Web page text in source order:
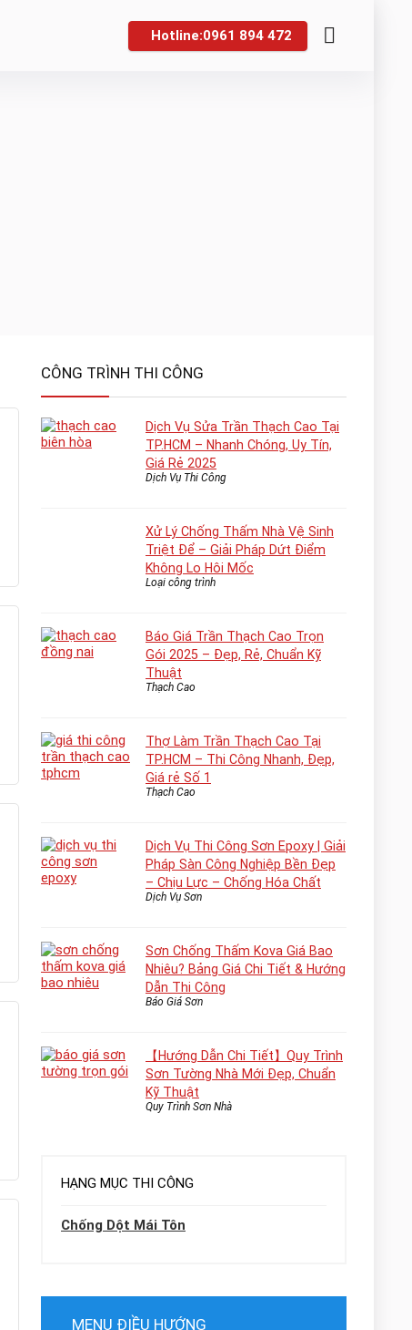
Hotline:0961 894 472
CÔNG TRÌNH THI CÔNG
Dịch Vụ Sửa Trần Thạch Cao Tại
TP.HCM – Nhanh Chóng, Uy Tín,
Giá Rẻ 2025
Dịch Vụ Thi Công
Xử Lý Chống Thấm Nhà Vệ Sinh
Triệt Để – Giải Pháp Dứt Điểm
Không Lo Hôi Mốc
Loại công trình
Báo Giá Trần Thạch Cao Trọn
Gói 2025 – Đẹp, Rẻ, Chuẩn Kỹ
Thuật
Thạch Cao
Thợ Làm Trần Thạch Cao Tại
TP.HCM – Thi Công Nhanh, Đẹp,
Giá rẻ Số 1
Thạch Cao
Dịch Vụ Thi Công Sơn Epoxy | Giải
Pháp Sàn Công Nghiệp Bền Đẹp
– Chịu Lực – Chống Hóa Chất
Dịch Vụ Sơn
Sơn Chống Thấm Kova Giá Bao
Nhiêu? Bảng Giá Chi Tiết & Hướng
Dẫn Thi Công
Báo Giá Sơn
【Hướng Dẫn Chi Tiết】Quy Trình
Sơn Tường Nhà Mới Đẹp, Chuẩn
Kỹ Thuật
Quy Trình Sơn Nhà
HẠNG MỤC THI CÔNG
Chống Dột Mái Tôn
MENU ĐIỀU HƯỚNG